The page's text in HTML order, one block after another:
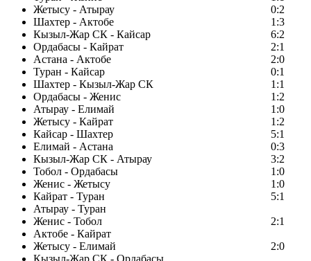
Жетысу - Атырау
0:2
Шахтер - Актобе
1:3
Кызыл-Жар СК - Кайсар
6:2
Ордабасы - Кайрат
2:1
Астана - Актобе
2:0
Туран - Кайсар
0:1
Шахтер - Кызыл-Жар СК
1:1
Ордабасы - Женис
1:2
Атырау - Елимай
1:0
Жетысу - Кайрат
1:2
Кайсар - Шахтер
5:1
Елимай - Астана
0:3
Кызыл-Жар СК - Атырау
3:2
Тобол - Ордабасы
1:0
Женис - Жетысу
1:0
Кайрат - Туран
5:1
Атырау - Туран
Женис - Тобол
2:1
Актобе - Кайрат
Жетысу - Елимай
2:0